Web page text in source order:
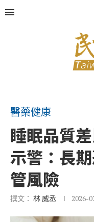
醫藥健康
睡眠品質
示警：長
管風險
撰文： 林 威丞 2026-